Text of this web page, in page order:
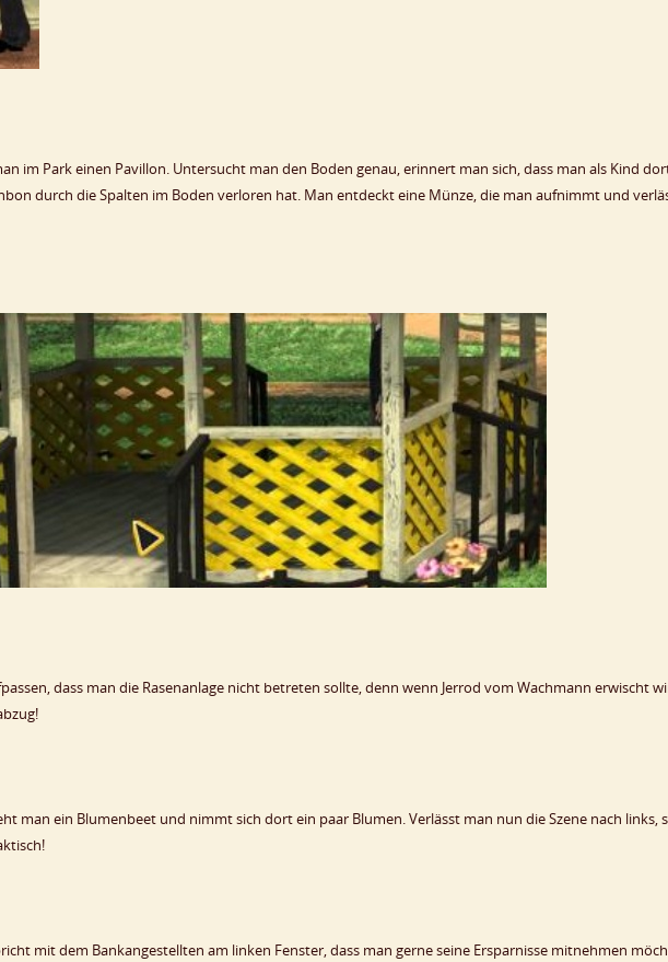
im Park einen Pavillon. Untersucht man den Boden genau, erinnert man sich, dass man als Kind
durch die Spalten im Boden verloren hat. Man entdeckt eine Münze, die man aufnimmt und
dass man die Rasenanlage nicht betreten sollte, denn wenn Jerrod vom Wachmann erwischt
man ein Blumenbeet und nimmt sich dort ein paar Blumen. Verlässt man nun die Szene nach links,
mit dem Bankangestellten am linken Fenster, dass man gerne seine Ersparnisse mitnehmen